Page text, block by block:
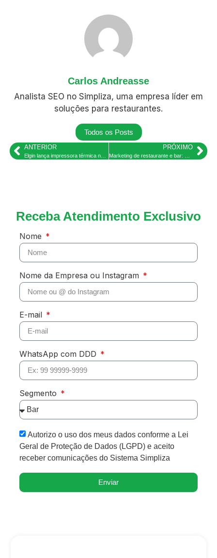
Carlos Andreasse
Analista SEO no Simpliza, uma empresa líder em
soluções para restaurantes.
Todos os Posts
ANTERIOR PRÓXIMO
Receba Atendimento Exclusivo
Nome
Nome da Empresa ou Instagram
E-mail
WhatsApp com DDD
Segmento
Autorizo o uso dos meus dados conforme a Lei
Geral de Proteção de Dados (LGPD) e aceito
receber comunicações do Sistema Simpliza
Enviar